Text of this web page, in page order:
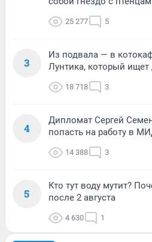
25 277 5
3
Из подвала — в
Лунтика, который ищет
18 718 3
4
Дипломат Сергей
попасть на работу в
14 388 3
5
Кто тут воду мутит?
после 2 августа
4 630 1